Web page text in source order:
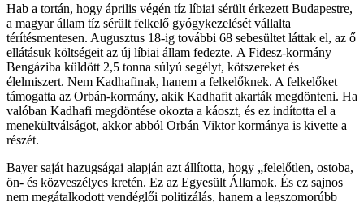
Hab a tortán, hogy április végén tíz líbiai sérült érkezett Budapestre,
a magyar állam tíz sérült felkelő gyógykezelését vállalta
térítésmentesen. Augusztus 18-ig további 68 sebesültet láttak el, az ő
ellátásuk költségeit az új líbiai állam fedezte. A Fidesz-kormány
Bengáziba küldött 2,5 tonna súlyú segélyt, kötszereket és
élelmiszert. Nem Kadhafinak, hanem a felkelőknek. A felkelőket
támogatta az Orbán-kormány, akik Kadhafit akarták megdönteni. Ha
valóban Kadhafi megdöntése okozta a káoszt, és ez indította el a
menekültválságot, akkor abból Orbán Viktor kormánya is kivette a
részét.
Bayer saját hazugságai alapján azt állította, hogy „felelőtlen, ostoba,
ön- és közveszélyes kretén. Ez az Egyesült Államok. És ez sajnos
nem megátalkodott vendéglői politizálás, hanem a legszomorúbb